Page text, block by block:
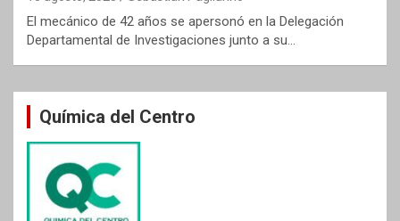
El mecánico de 42 años se apersonó en la Delegación
Departamental de Investigaciones junto a su…
Química del Centro